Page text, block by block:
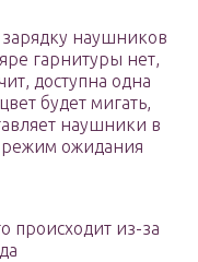
наушников
гарнитуры нет,
доступна одна
будет мигать,
наушники в
режим ожидания
происходит из-за